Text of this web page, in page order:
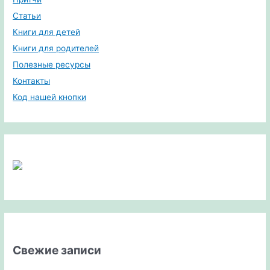
Статьи
Книги для детей
Книги для родителей
Полезные ресурсы
Контакты
Код нашей кнопки
Свежие записи